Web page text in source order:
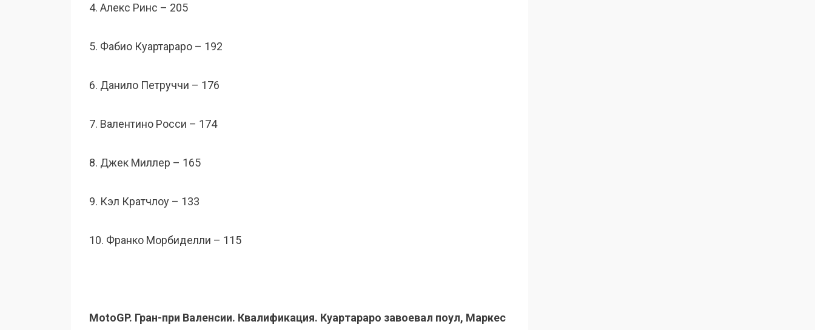
4. Алекс Ринс – 205
5. Фабио Куартараро – 192
6. Данило Петруччи – 176
7. Валентино Росси – 174
8. Джек Миллер – 165
9. Кэл Кратчлоу – 133
10. Франко Морбиделли – 115
MotoGP. Гран-при Валенсии. Квалификация. Куартараро завоевал поул, Маркес